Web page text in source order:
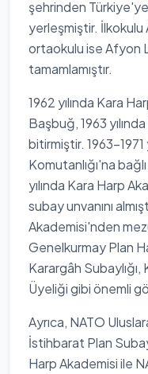
şehrinden
yerleşmiştir.
ortaokulu ise Afyon
tamamlamıştır.
1962 yılında Kara
Başbuğ, 1963
bitirmiştir. 1963-1971
Komutanlığı'na
yılında Kara Harp
subay unvanını
Akademisi'nden
Genelkurmay Plan
Karargâh
Üyeliği gibi önemli
Ayrıca, NATO
İstihbarat Plan
Harp Akademisi ile